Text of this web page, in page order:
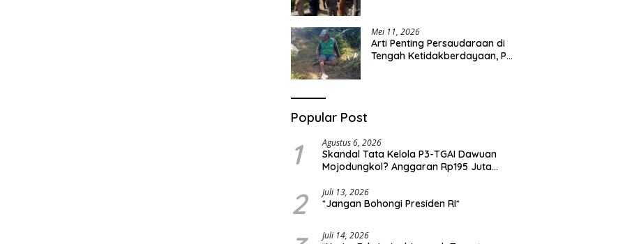
Mei 11, 2026
Arti Penting Persaudaraan di
Tengah Ketidakberdayaan, Pak
Popular Post
1 Agustus 6, 2026
Skandal Tata Kelola P3-TGAI Dawuan
Mojodungkol? Anggaran Rp195 Juta
hingga Misteri Swakelola Petani
2 Juli 13, 2026
*Jangan Bohongi Presiden RI*
Juli 14, 2026